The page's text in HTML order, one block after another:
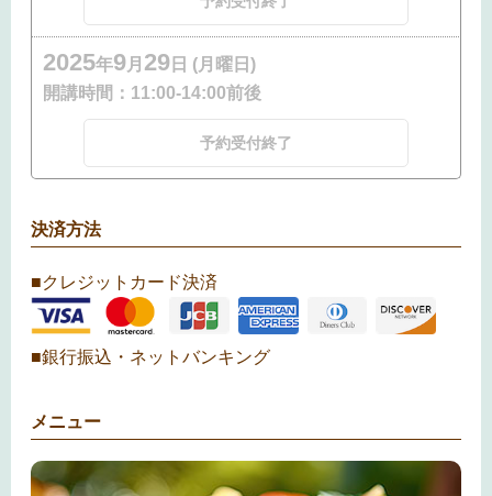
2025年9月 29 日 (月曜日)
開講時間： 11:00-14:00前後
予約受付終了
決済方法
■クレジットカード決済
■銀行振込・ネットバンキング
メニュー